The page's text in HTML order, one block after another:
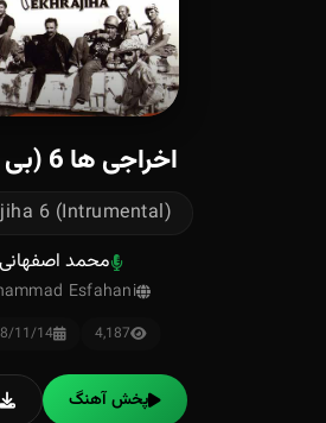
اخراجی ها 6 (بی کلام)
6 (Intrumental)
محمد اصفهانی
Esfahani
4,187
11/14
پخش آهنگ